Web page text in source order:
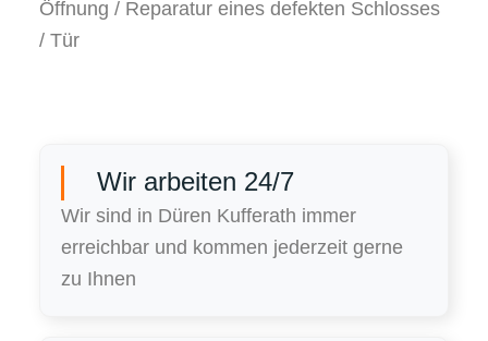
Öffnung / Reparatur eines defekten Schlosses
/ Tür
Wir arbeiten 24/7
Wir sind in Düren Kufferath immer
erreichbar und kommen jederzeit gerne
zu Ihnen